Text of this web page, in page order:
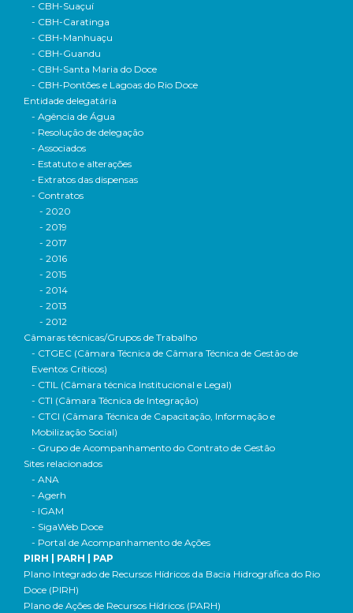
- CBH-Suaçuí
- CBH-Caratinga
- CBH-Manhuaçu
- CBH-Guandu
- CBH-Santa Maria do Doce
- CBH-Pontões e Lagoas do Rio Doce
Entidade delegatária
- Agência de Água
- Resolução de delegação
- Associados
- Estatuto e alterações
- Extratos das dispensas
- Contratos
- 2020
- 2019
- 2017
- 2016
- 2015
- 2014
- 2013
- 2012
Câmaras técnicas/Grupos de Trabalho
- CTGEC (Câmara Técnica de Câmara Técnica de Gestão de
Eventos Críticos)
- CTIL (Câmara técnica Institucional e Legal)
- CTI (Câmara Técnica de Integração)
- CTCI (Câmara Técnica de Capacitação, Informação e
Mobilização Social)
- Grupo de Acompanhamento do Contrato de Gestão
Sites relacionados
- ANA
- Agerh
- IGAM
- SigaWeb Doce
- Portal de Acompanhamento de Ações
PIRH | PARH | PAP
Plano Integrado de Recursos Hídricos da Bacia Hidrográfica do Rio
Doce (PIRH)
Plano de Ações de Recursos Hídricos (PARH)